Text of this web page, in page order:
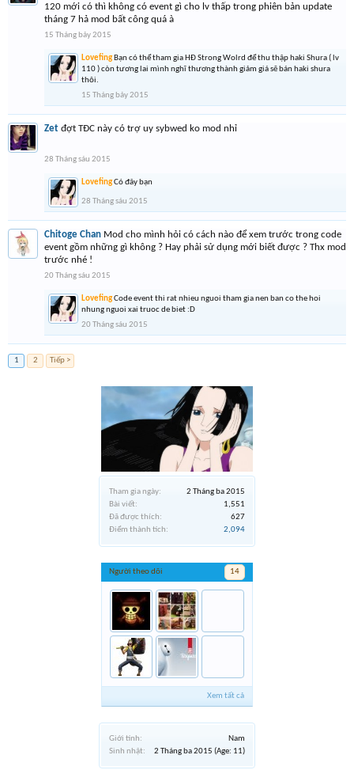
Tham gia ngày:
2 Tháng ba 2015
Bài viết:
1,551
Đã được thích:
627
Điểm thành tích:
2,094
Người theo dõi 14
Xem tất cả
Giới tính:
Nam
Sinh nhật:
2 Tháng ba 2015 (Age: 11)
120 mới có thì không có event gì cho lv thấp trong phiên bản update
tháng 7 hả mod bất công quá à
15 Tháng bảy 2015
Lovefing Bạn có thể tham gia HĐ Strong Wolrd để thu thập haki Shura ( lv
110 ) còn tương lai mình nghĩ thương thành giảm giá sẽ bán haki shura
thôi.
15 Tháng bảy 2015
Zet đợt TĐC này có trợ uy sybwed ko mod nhỉ
28 Tháng sáu 2015
LovefingCó đây bạn
28 Tháng sáu 2015
Chitoge Chan Mod cho mình hỏi có cách nào để xem trước trong code
event gồm những gì không ? Hay phải sử dụng mới biết được ? Thx mod
trước nhé !
20 Tháng sáu 2015
LovefingCode event thi rat nhieu nguoi tham gia nen ban co the hoi
nhung nguoi xai truoc de biet :D
20 Tháng sáu 2015
1 2 Tiếp >